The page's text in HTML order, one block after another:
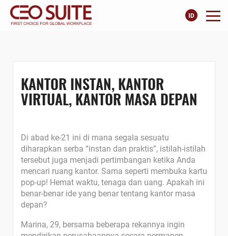
KANTOR INSTAN, KANTOR
VIRTUAL, KANTOR MASA DEPAN
Di abad ke-21 ini di mana segala sesuatu
diharapkan serba “instan dan praktis”, istilah-istilah
tersebut juga menjadi pertimbangan ketika Anda
mencari ruang kantor. Sama seperti membuka kartu
pop-up! Hemat waktu, tenaga dan uang. Apakah ini
benar-benar ide yang benar tentang kantor masa
depan?
Marina, 29, bersama beberapa rekannya ingin